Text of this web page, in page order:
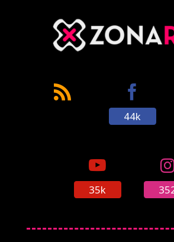
acordó de 'Dead Island 2' en el
Fest 2022
'Goat Simulator' llegará en abril a
también a Xbox 360 (14/03/2015)
44k
35k